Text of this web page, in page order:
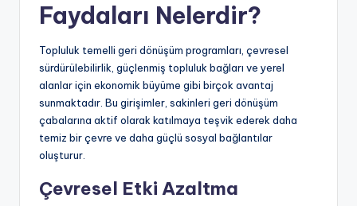
Faydaları Nelerdir?
Topluluk temelli geri dönüşüm programları, çevresel
sürdürülebilirlik, güçlenmiş topluluk bağları ve yerel
alanlar için ekonomik büyüme gibi birçok avantaj
sunmaktadır. Bu girişimler, sakinleri geri dönüşüm
çabalarına aktif olarak katılmaya teşvik ederek daha
temiz bir çevre ve daha güçlü sosyal bağlantılar
oluşturur.
Çevresel Etki Azaltma